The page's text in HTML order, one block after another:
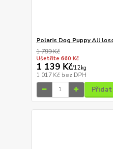
Polaris Dog Puppy All
1 799 Kč
Ušetříte 660 Kč
1 139 Kč/12kg
1 017 Kč bez DPH